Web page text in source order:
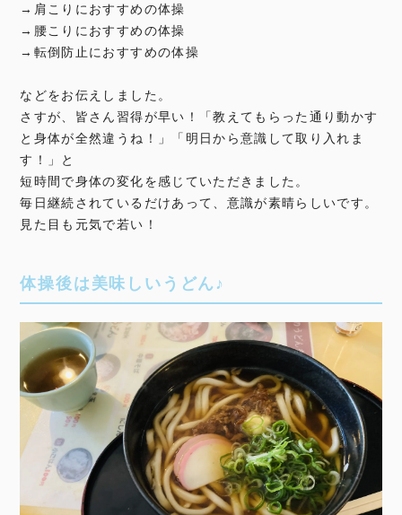
→肩こりにおすすめの体操
→腰こりにおすすめの体操
→転倒防止におすすめの体操
などをお伝えしました。
さすが、皆さん習得が早い！「教えてもらった通り動かす
と身体が全然違うね！」「明日から意識して取り入れま
す！」と
短時間で身体の変化を感じていただきました。
毎日継続されているだけあって、意識が素晴らしいです。
見た目も元気で若い！
体操後は美味しいうどん♪